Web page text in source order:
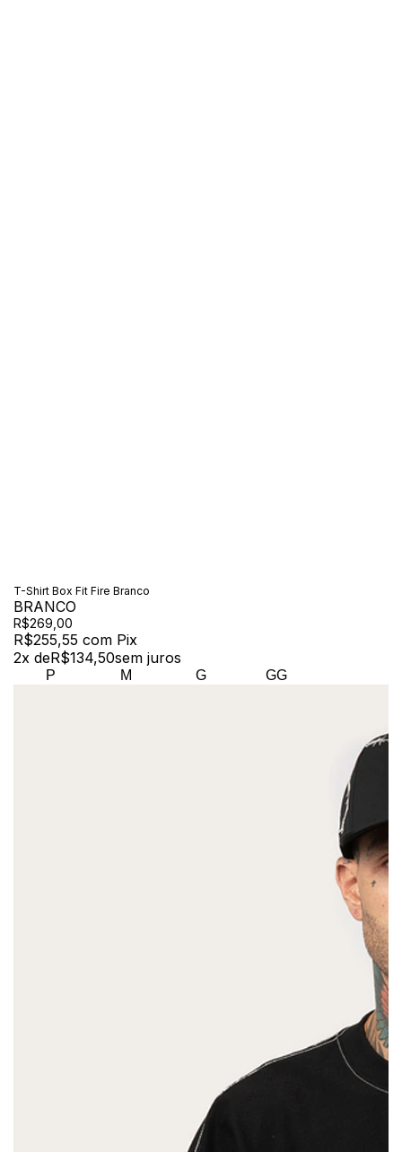
T-Shirt Box Fit Fire Branco
BRANCO
R$269,00
R$255,55 com Pix
2x deR$134,50sem juros
P M G GG